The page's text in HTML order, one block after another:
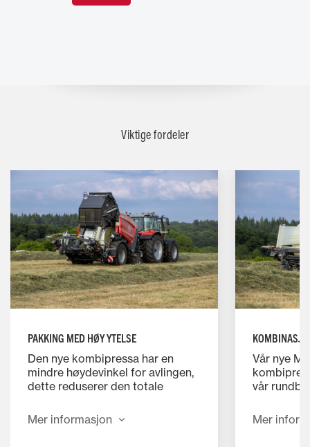
Viktige fordeler
PAKKING MED HØY YTELSE
Den nye kombipressa har en
mindre høydevinkel for avlingen,
dette reduserer den totale
Funksjonen forbedrer
stabiliteten, og muliggjør sikrere
Mer informasjon
Vår nye
vår
av en
Mer